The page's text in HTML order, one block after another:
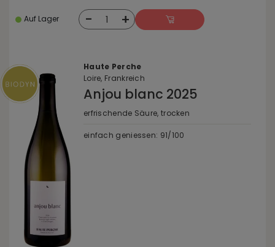
Auf Lager - 1 +
Haute Perche
Loire, Frankreich
Anjou blanc 2025
erfrischende Säure, trocken
einfach geniessen: 91/100